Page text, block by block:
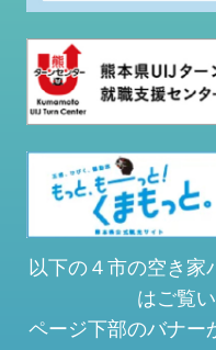
以下の４市の空き家
はご覧
ページ下部のバナー